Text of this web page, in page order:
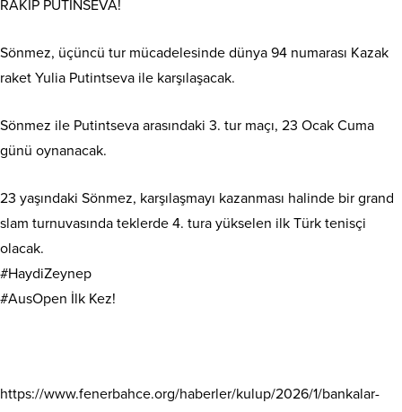
RAKİP PUTINSEVA!
Sönmez, üçüncü tur mücadelesinde dünya 94 numarası Kazak
raket Yulia Putintseva ile karşılaşacak.
Sönmez ile Putintseva arasındaki 3. tur maçı, 23 Ocak Cuma
günü oynanacak.
23 yaşındaki Sönmez, karşılaşmayı kazanması halinde bir grand
slam turnuvasında teklerde 4. tura yükselen ilk Türk tenisçi
olacak.
#HaydiZeynep
#AusOpen İlk Kez!
https://www.fenerbahce.org/haberler/kulup/2026/1/bankalar-